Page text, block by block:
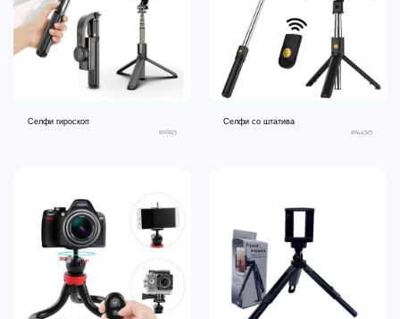
Селфи гироскоп
an6223
Селфи со штатива
an44525